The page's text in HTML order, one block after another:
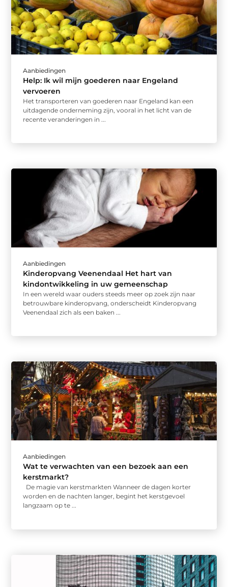
Aanbiedingen
Help: Ik wil mijn goederen naar Engeland
vervoeren
Het transporteren van goederen naar Engeland kan een
uitdagende onderneming zijn, vooral in het licht van de
recente veranderingen in ...
Aanbiedingen
Kinderopvang Veenendaal Het hart van
kindontwikkeling in uw gemeenschap
In een wereld waar ouders steeds meer op zoek zijn naar
betrouwbare kinderopvang, onderscheidt Kinderopvang
Veenendaal zich als een baken ...
Aanbiedingen
Wat te verwachten van een bezoek aan een
kerstmarkt?
De magie van kerstmarkten Wanneer de dagen korter
worden en de nachten langer, begint het kerstgevoel
langzaam op te ...